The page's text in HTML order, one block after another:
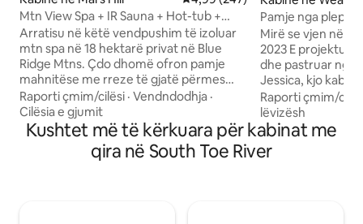
Mtn View Spa + IR Sauna + Hot-tub +
Shtigje + EVSE
Arratisu në këtë vendpushim të izoluar
mtn spa në 18 hektarë privat në Blue
Ridge Mtns. Çdo dhomë ofron pamje
mahnitëse me rreze të gjatë përmes
dritareve të mëdha. Eksploro shtigje të
pyllëzuara që të çojnë në më shumë
pamje. Pas ekskursionit, çlodhu në
saunën me rreze infra të kuqe ose zhytu
në vaskën me hidromasazh nën yje. Kjo
Raporti çmim/cilësi · Vendndodhja ·
Cilësia e gjumit
Pamje nga plepi-
me vaskë me
Mirë se vjen në
2023 E projektuar, ndërtuar, menaxhuar
dhe pastruar nga
Jessica, kjo
midis pemëve
Festo
mjaltit ose rastin
View Cabin. Më pak se 10 minuta deri në
qendër të
Raporti çmim/
lëvizësh
Kushtet më të kërkuara për kabinat me
qira në South Toe River